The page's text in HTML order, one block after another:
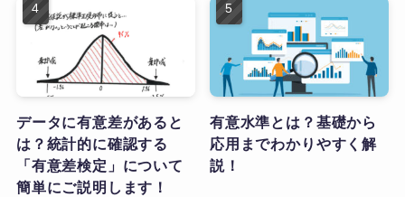
データに有意差があると
は？統計的に確認する
「有意差検定」について
簡単にご説明します！
有意水準とは？基礎から
応用までわかりやすく解
説！